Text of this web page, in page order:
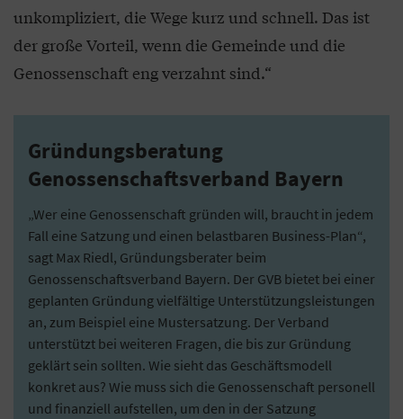
unkompliziert, die Wege kurz und schnell. Das ist
der große Vorteil, wenn die Gemeinde und die
Genossenschaft eng verzahnt sind.“
Gründungsberatung
Genossenschaftsverband Bayern
„Wer eine Genossenschaft gründen will, braucht in jedem
Fall eine Satzung und einen belastbaren Business-Plan“,
sagt Max Riedl, Gründungsberater beim
Genossenschaftsverband Bayern. Der GVB bietet bei einer
geplanten Gründung vielfältige Unterstützungsleistungen
an, zum Beispiel eine Mustersatzung. Der Verband
unterstützt bei weiteren Fragen, die bis zur Gründung
geklärt sein sollten. Wie sieht das Geschäftsmodell
konkret aus? Wie muss sich die Genossenschaft personell
und finanziell aufstellen, um den in der Satzung